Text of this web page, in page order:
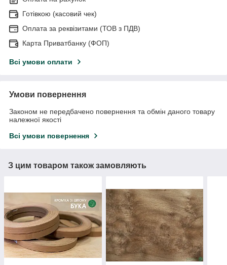
Готівкою (касовий чек)
Оплата за реквізитами (ТОВ з ПДВ)
Карта Приватбанку (ФОП)
Всі умови оплати
Умови повернення
Законом не передбачено повернення та обмін даного товару
належної якості
Всі умови повернення
З цим товаром також замовляють